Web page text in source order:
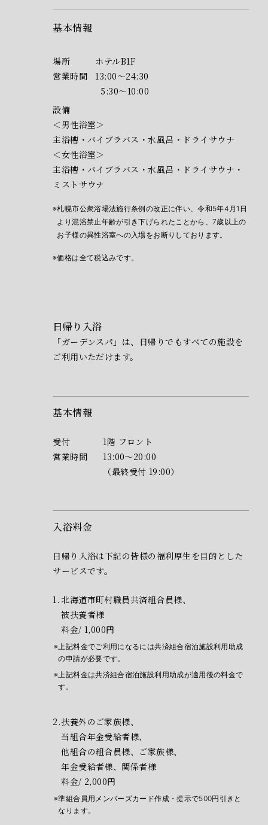
基本情報
場所
ホテルB1F
営業時間
13:00～24:30
5:30～10:00
設備
＜男性浴室＞
主浴槽・バイブラバス・水風呂・ドライサウナ
＜女性浴室＞
主浴槽・バイブラバス・水風呂・ドライサウナ・
ミストサウナ
札幌市公衆浴場法施行条例の改正に伴い、令和5年4月1日
より混浴禁止年齢が引き下げられたことから、7歳以上の
お子様の異性浴室への入場をお断りしております。
価格は全て税込みです。
日帰り入浴
「ガーデンスパ」は、日帰りでもすべての施設を
ご利用いただけます。
基本情報
受付
1階 フロント
営業時間
13:00～20:00
（最終受付 19:00）
入浴料金
日帰り入浴は下記の皆様の福利厚生を目的とした
サービスです。
北海道市町村職員共済組合員様、
被扶養者様
料金/ 1,000円
上記料金でご利用になるには共済組合宿泊施設利用助成
の申請が必要です。
上記料金は共済組合宿泊施設利用助成が適用後の料金で
す。
扶養外のご家族様、
当組合年金受給者様、
他組合の組合員様、ご家族様、
年金受給者様、関係者様
料金/ 2,000円
準組合員用メンバーズカード作成・提示で500円引きと
なります。